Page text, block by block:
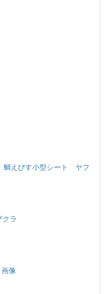
鯛えびす小型シート ヤフ
ラ
像